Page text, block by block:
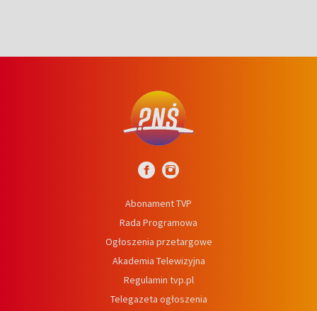
Abonament TVP
Rada Programowa
Ogłoszenia przetargowe
Akademia Telewizyjna
Regulamin tvp.pl
Telegazeta ogłoszenia